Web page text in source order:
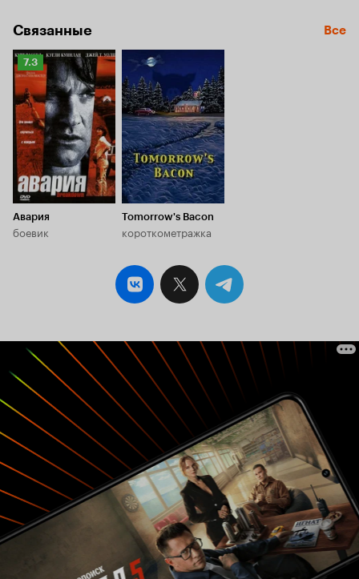
Связанные Все
Рейтинг
Кинопоиска
7.3
7.3
Авария
боевик
Tomorrow's Bacon
короткометражка